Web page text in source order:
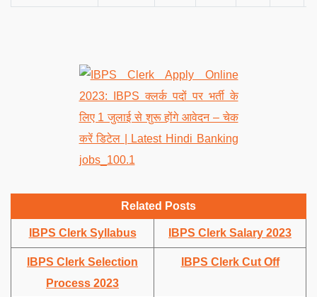
Related Posts
IBPS Clerk Syllabus IBPS Clerk Salary 2023
IBPS Clerk Selection
Process 2023
IBPS Clerk Cut Off